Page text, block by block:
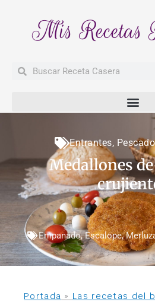
Mis Recetas
BuscarBuscar
Entrantes,
Medallones
Empanado,Escalope,
Portada » Las recetas del